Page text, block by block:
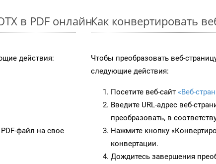
в PDF онлайн
действия:
файл на свое
Как конвертировать
Чтобы преобразовать веб-
следующие действия:
Посетите веб-сайт «Веб-
Введите URL-адрес веб-
преобразовать, в
Нажмите кнопку
конвертации.
Дождитесь завершения